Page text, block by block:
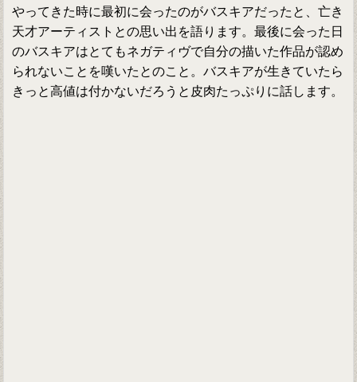
やってきた時に最初に会ったのがバスキアだったと、亡き
天才アーティストとの思い出を語ります。最後に会った日
のバスキアはとてもネガティヴで自分の描いた作品が認め
られないことを嘆いたとのこと。バスキアが生きていたら
きっと高値は付かないだろうと皮肉たっぷりに話します。